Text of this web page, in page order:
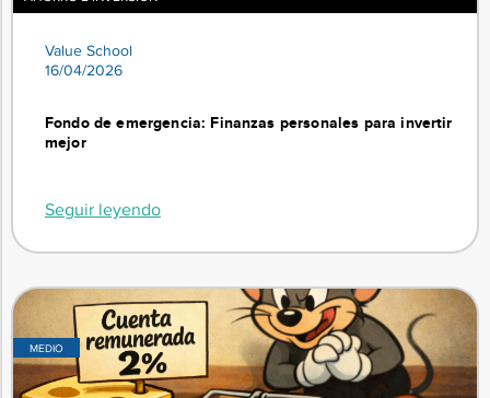
Value School
16/04/2026
Fondo de emergencia: Finanzas personales para invertir
mejor
Seguir leyendo
MEDIO